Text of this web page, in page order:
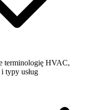
terminologię HVAC,
typy usług